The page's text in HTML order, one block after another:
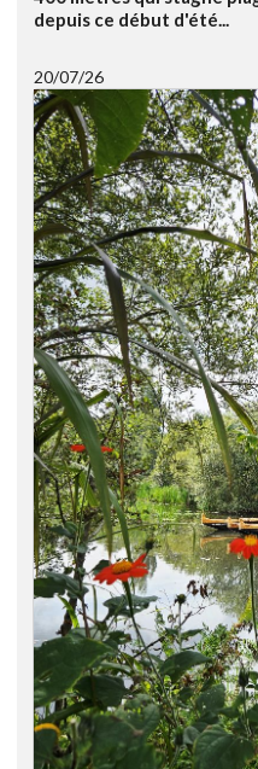
depuis ce début d'été...
20/07/26